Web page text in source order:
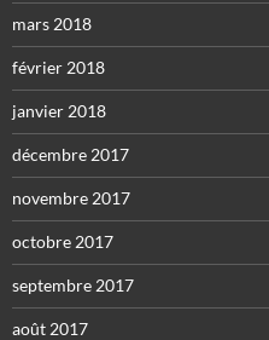
mars 2018
février 2018
janvier 2018
décembre 2017
novembre 2017
octobre 2017
septembre 2017
août 2017